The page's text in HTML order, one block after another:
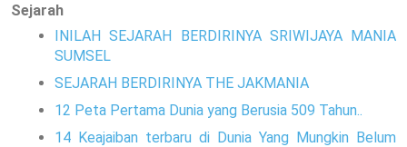
Sejarah
INILAH SEJARAH BERDIRINYA SRIWIJAYA MANIA
SUMSEL
SEJARAH BERDIRINYA THE JAKMANIA
12 Peta Pertama Dunia yang Berusia 509 Tahun..
14 Keajaiban terbaru di Dunia Yang Mungkin Belum